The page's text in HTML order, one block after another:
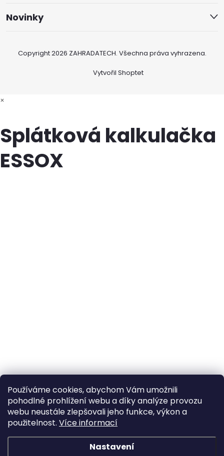
Používáme cookies, abychom Vám umožnili
pohodlné prohlížení webu a díky analýze provozu
webu neustále zlepšovali jeho funkce, výkon a
použitelnost. Více informací
Nastavení
Novinky
Vytvořil Shoptet
Copyright 2026 ZAHRADATECH. Všechna práva vyhrazena.
×
Splátková kalkulačka
ESSOX